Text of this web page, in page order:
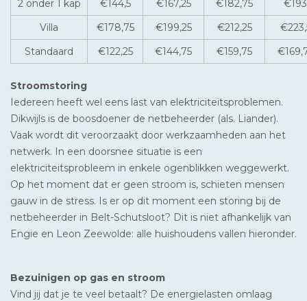
2 onder 1 kap
€144,5 €167,25 €182,75
€193
Villa
€178,75 €199,25 €212,25
Standaard
€122,25 €144,75 €159,75
Stroomstoring
Iedereen heeft wel eens last van elektriciteitsproblemen.
Dikwijls is de boosdoener de netbeheerder (als. Liander).
Vaak wordt dit veroorzaakt door werkzaamheden aan het
netwerk. In een doorsnee situatie is een
elektriciteitsprobleem in enkele ogenblikken weggewerkt.
Op het moment dat er geen stroom is, schieten mensen
gauw in de stress. Is er op dit moment een storing bij de
netbeheerder in Belt-Schutsloot? Dit is niet afhankelijk van
Engie en Leon Zeewolde: alle huishoudens vallen hieronder.
Bezuinigen op gas en stroom
Vind jij dat je te veel betaalt? De energielasten omlaag